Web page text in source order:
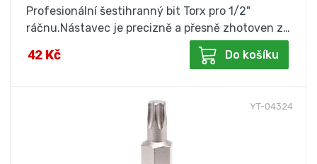
Profesionální šestihranný bit Torx pro 1/2"
ráčnu.Nástavec je precizně a přesně zhotoven z…
42 Kč Do košíku
YT-04324